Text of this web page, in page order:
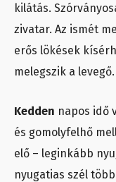
kilátás.
zivatar. Az ismét
erős lökések
melegszik a levegő.
Kedden napos idő
és gomolyfelhő
elő – leginkább
nyugatias szél